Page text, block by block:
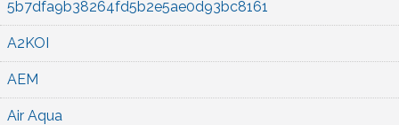
5b7dfa9b38264fd5b2e5ae0d93bc8161
A2KOI
AEM
Air Aqua